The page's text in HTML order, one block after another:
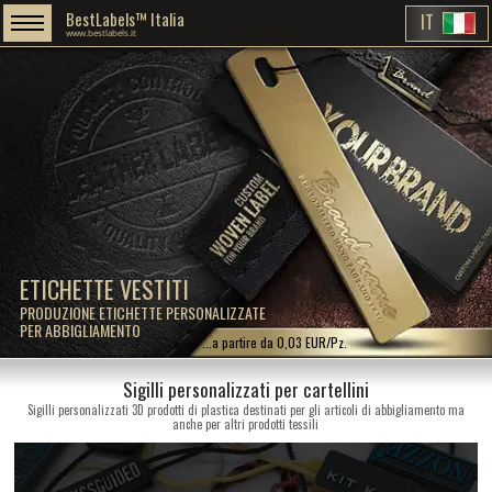
ETICHETTE VESTITI
PRODUZIONE ETICHETTE PERSONALIZZATE
PER ABBIGLIAMENTO
BestLabels™ Italia
www.bestlabels.it IT
...a partire da 0,03 EUR/Pz.
Sigilli personalizzati per cartellini
Sigilli personalizzati 3D prodotti di plastica destinati per gli articoli di abbigliamento ma
anche per altri prodotti tessili